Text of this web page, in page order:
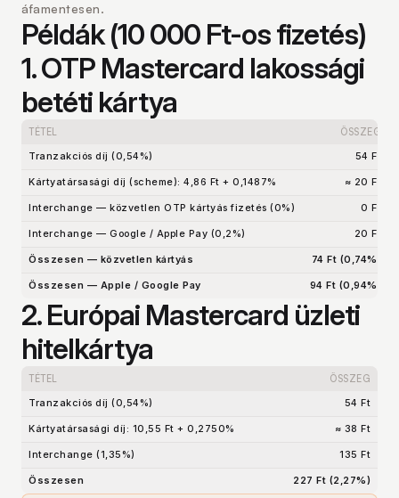
áfamentesen.
Példák (10 000 Ft-os fizetés)
1. OTP Mastercard lakossági
betéti kártya
TÉTEL ÖSSZEG
Tranzakciós díj (0,54%) 54 Ft
Kártyatársasági díj (scheme): 4,86 Ft + 0,1487% ≈ 20 Ft
Interchange — közvetlen OTP kártyás fizetés (0%) 0 Ft
Interchange — Google / Apple Pay (0,2%) 20 Ft
Összesen — közvetlen kártyás 74 Ft (0,74%)
Összesen — Apple / Google Pay 94 Ft (0,94%)
2. Európai Mastercard üzleti
hitelkártya
TÉTEL ÖSSZEG
Tranzakciós díj (0,54%) 54 Ft
Kártyatársasági díj: 10,55 Ft + 0,2750% ≈ 38 Ft
Interchange (1,35%) 135 Ft
Összesen 227 Ft (2,27%)